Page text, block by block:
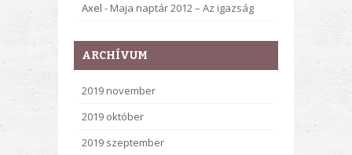
Axel - Maja naptár 2012 – Az igazság
ARCHÍVUM
2019 november
2019 október
2019 szeptember